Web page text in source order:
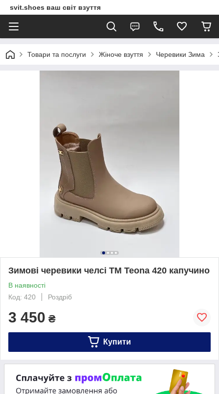
svit.shoes ваш світ взуття
Товари та послуги Жіноче взуття Черевики Зима
Зимові черевики челсі ТМ Teona 420 капучино
В наявності
Код: 420
Роздріб
3 450 ₴
Купити